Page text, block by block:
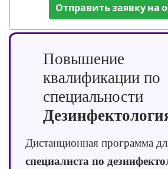
Отправить заявку на
Повышение
квалификации по
специальности
Дистанционная программа
специалиста по